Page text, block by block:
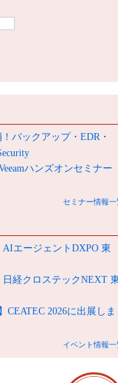
バックアップ・EDR・
ハンズオンセミナー
セミナー情報一
AIエージェントDXPO 東
日経クロステックNEXT
CEATEC 2026に出展しま
イベント情報一